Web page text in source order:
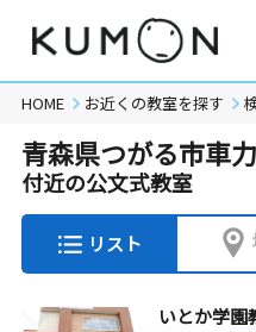
HOME お近くの教室を探す
青森県つがる市車
付近の公文式教室
リスト
いとか学園